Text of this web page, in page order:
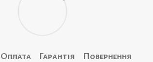
Оплата Гарантія Повернення